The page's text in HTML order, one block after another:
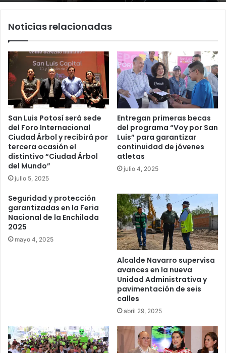
Noticias relacionadas
San Luis Potosí será sede
del Foro Internacional
Ciudad Árbol y recibirá por
tercera ocasión el
distintivo “Ciudad Árbol
del Mundo”
julio 5, 2025
Entregan primeras becas
del programa “Voy por San
Luis” para garantizar
continuidad de jóvenes
atletas
julio 4, 2025
Seguridad y protección
garantizadas en la Feria
Nacional de la Enchilada
2025
mayo 4, 2025
Alcalde Navarro supervisa
avances en la nueva
Unidad Administrativa y
pavimentación de seis
calles
abril 29, 2025